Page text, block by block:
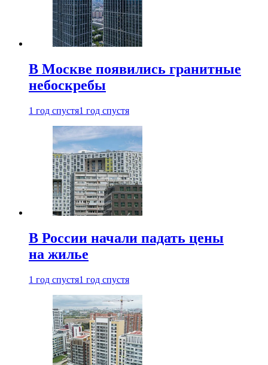
В Москве появились гранитные
небоскребы
1 год спустя1 год спустя
В России начали падать цены
на жилье
1 год спустя1 год спустя